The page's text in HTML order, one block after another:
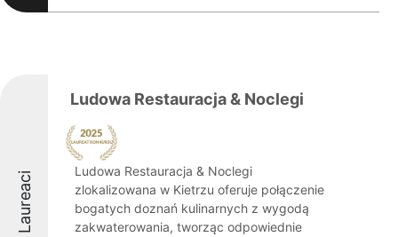
Laureaci
Ludowa Restauracja & Noclegi
Ludowa Restauracja & Noclegi
zlokalizowana w Kietrzu oferuje połączenie
bogatych doznań kulinarnych z wygodą
zakwaterowania, tworząc odpowiednie